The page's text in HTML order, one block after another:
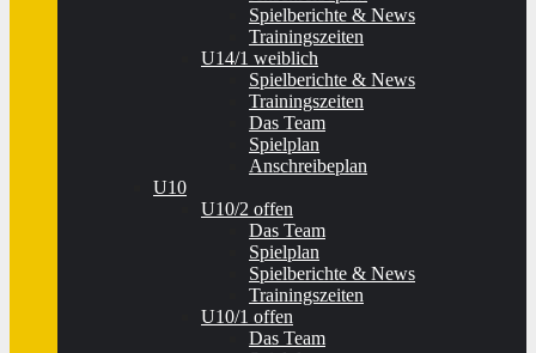
Spielberichte & News
Trainingszeiten
U14/1 weiblich
Spielberichte & News
Trainingszeiten
Das Team
Spielplan
Anschreibeplan
U10
U10/2 offen
Das Team
Spielplan
Spielberichte & News
Trainingszeiten
U10/1 offen
Das Team